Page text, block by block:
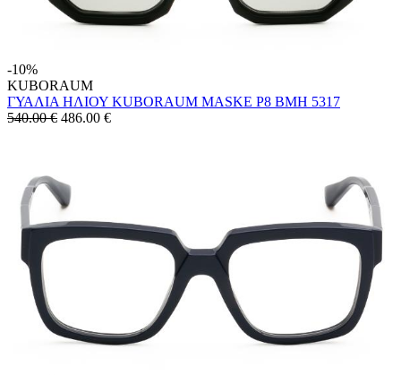
-10%
KUBORAUM
ΓΥΑΛΙΑ ΗΛΙΟΥ KUBORAUM MASKE P8 BMH 5317
540.00 € 486.00 €